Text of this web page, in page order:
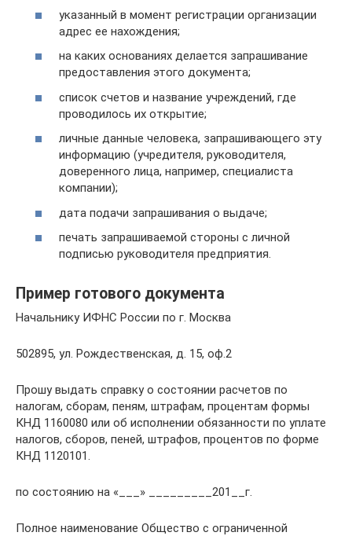
указанный в момент регистрации организации
адрес ее нахождения;
на каких основаниях делается запрашивание
предоставления этого документа;
список счетов и название учреждений, где
проводилось их открытие;
личные данные человека, запрашивающего эту
информацию (учредителя, руководителя,
доверенного лица, например, специалиста
компании);
дата подачи запрашивания о выдаче;
печать запрашиваемой стороны с личной
подписью руководителя предприятия.
Пример готового документа
Начальнику ИФНС России по г. Москва
502895, ул. Рождественская, д. 15, оф.2
Прошу выдать справку о состоянии расчетов по
налогам, сборам, пеням, штрафам, процентам формы
КНД 1160080 или об исполнении обязанности по уплате
налогов, сборов, пеней, штрафов, процентов по форме
КНД 1120101.
по состоянию на «___» _________201__г.
Полное наименование Общество с ограниченной